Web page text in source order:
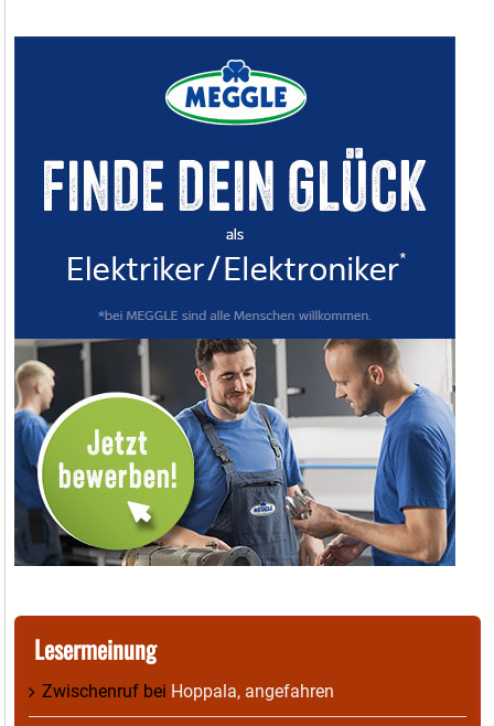
Lesermeinung
Zwischenruf bei Hoppala, angefahren